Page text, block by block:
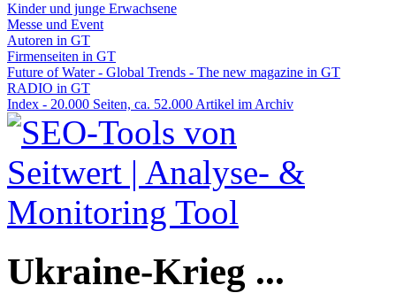
Kinder und junge Erwachsene
Messe und Event
Autoren in GT
Firmenseiten in GT
Future of Water - Global Trends - The new magazine in GT
RADIO in GT
Index - 20.000 Seiten, ca. 52.000 Artikel im Archiv
Ukraine-Krieg ...